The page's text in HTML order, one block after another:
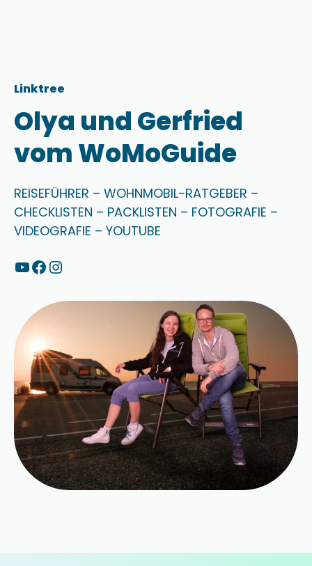
springen
Linktree
Olya und Gerfried
vom WoMoGuide
REISEFÜHRER – WOHNMOBIL-RATGEBER –
CHECKLISTEN – PACKLISTEN – FOTOGRAFIE –
VIDEOGRAFIE – YOUTUBE
YouTube
Facebook
Instagram